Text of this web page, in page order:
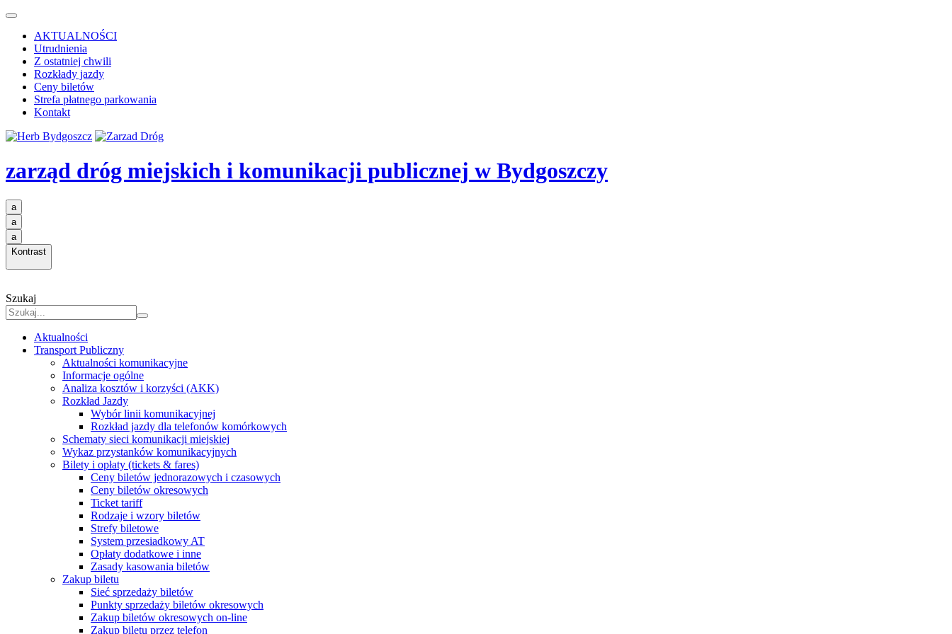
AKTUALNOŚCI
Utrudnienia
Z ostatniej chwili
Rozkłady jazdy
Ceny biletów
Strefa płatnego parkowania
Kontakt
zarząd dróg miejskich i komunikacji publicznej w Bydgoszczy
a
a
a
Kontrast
Szukaj
Aktualności
Transport Publiczny
Aktualności komunikacyjne
Informacje ogólne
Analiza kosztów i korzyści (AKK)
Rozkład Jazdy
Wybór linii komunikacyjnej
Rozkład jazdy dla telefonów komórkowych
Schematy sieci komunikacji miejskiej
Wykaz przystanków komunikacyjnych
Bilety i opłaty (tickets & fares)
Ceny biletów jednorazowych i czasowych
Ceny biletów okresowych
Ticket tariff
Rodzaje i wzory biletów
Strefy biletowe
System przesiadkowy AT
Opłaty dodatkowe i inne
Zasady kasowania biletów
Zakup biletu
Sieć sprzedaży biletów
Punkty sprzedaży biletów okresowych
Zakup biletów okresowych on-line
Zakup biletu przez telefon